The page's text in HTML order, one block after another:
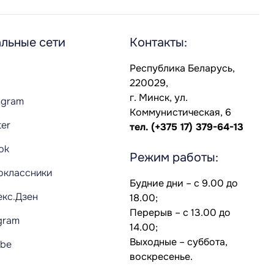
сети Контакты:
Республика Беларусь,
220029,
г. Минск, ул.
Коммунистическая, 6
тел. (+375 17) 379-64-13
Режим работы:
Будние дни – с 9.00 до
18.00;
Перерыв – с 13.00 до
14.00;
Выходные – суббота,
воскресенье.